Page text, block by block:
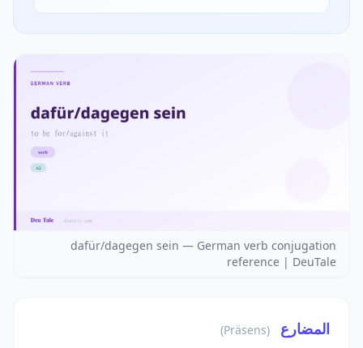
dafür/dagegen sein — German verb conjugation
reference | DeuTale
المضارع (Präsens)